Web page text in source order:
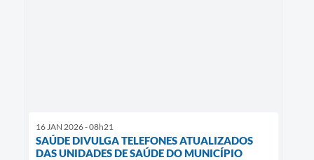
16 JAN 2026 - 08h21
SAÚDE DIVULGA TELEFONES ATUALIZADOS
DAS UNIDADES DE SAÚDE DO MUNICÍPIO